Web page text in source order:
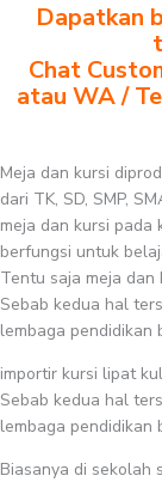
Dapatkan
Chat
atau WA /
Meja dan kursi
dari TK, SD, SMP,
meja dan kursi
berfungsi untuk
Tentu saja meja
Sebab kedua hal
lembaga pendidikan
importir kursi lipat
Sebab kedua hal
lembaga pendidikan
Biasanya di sekolah